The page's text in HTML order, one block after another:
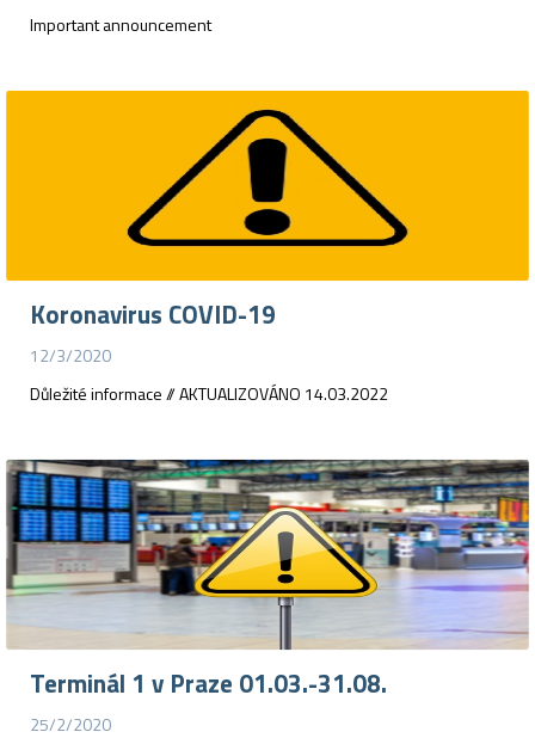
Important announcement
Koronavirus COVID-19
12/3/2020
Důležité informace // AKTUALIZOVÁNO 14.03.2022
Terminál 1 v Praze 01.03.-31.08.
25/2/2020